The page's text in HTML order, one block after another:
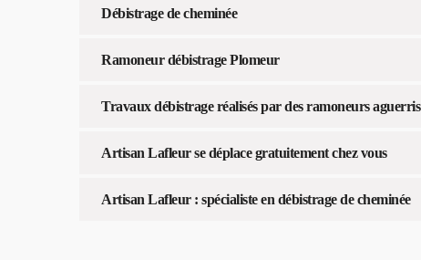
Débistrage de cheminée
Ramoneur débistrage Plomeur
Travaux débistrage réalisés par des ramoneurs aguerris
Artisan Lafleur se déplace gratuitement chez vous
Artisan Lafleur : spécialiste en débistrage de cheminée